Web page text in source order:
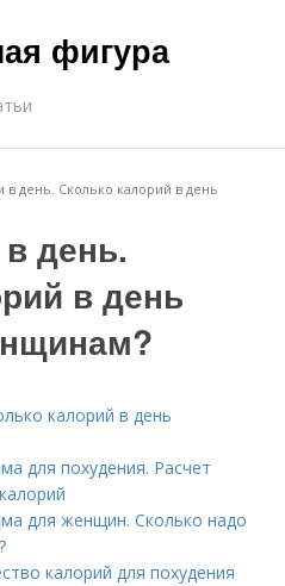
фигура
в день. Сколько калорий в день
день.
в день
калорий в день
для похудения. Расчет
для женщин. Сколько надо
калорий для похудения